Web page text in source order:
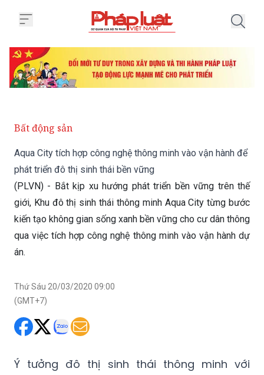
Bất động sản
Aqua City tích hợp công nghệ thông minh vào vận hành để
phát triển đô thị sinh thái bền vững
(PLVN) - Bắt kịp xu hướng phát triển bền vững trên thế
giới, Khu đô thị sinh thái thông minh Aqua City từng bước
kiến tạo không gian sống xanh bền vững cho cư dân thông
qua việc tích hợp công nghệ thông minh vào vận hành dự
án.
Thứ Sáu 20/03/2020 09:00
(GMT+7)
Ý tưởng đô thị sinh thái thông minh với